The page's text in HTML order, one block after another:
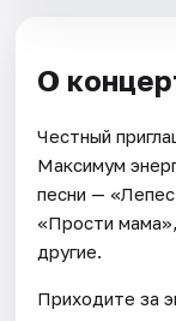
О
Честный
Максимум
песни —
«Прости
другие.
Приходите за